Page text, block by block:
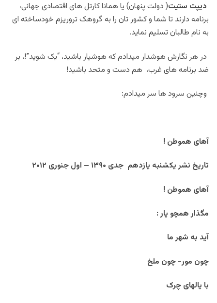
دیپت ستیت( دولت پنهان) یا همانا کارتل های اقتصادی جهانی،
برنامه دارند تا شما و کشور تان را به گروهک تروریزم خودساخته ای
به نام طالبان تسلیم نماید.
در هر نگارش هوشدار میدادم که هوشیار باشید، “یک شوید”!، بر
ضد برنامه های غرب، هم دست و متحد باشید!
وچنین سرود ها سر میدادم:
آهای هموطن !
تاریخ نشر یکشنبه یازدهم جدی ۱۳۹۰ – اول جنوری ۲۰۱۲
آهای هموطن !
مگذار همچو پار :
آید به شهر ما
چون مور- چون ملخ
با یالهای چرک